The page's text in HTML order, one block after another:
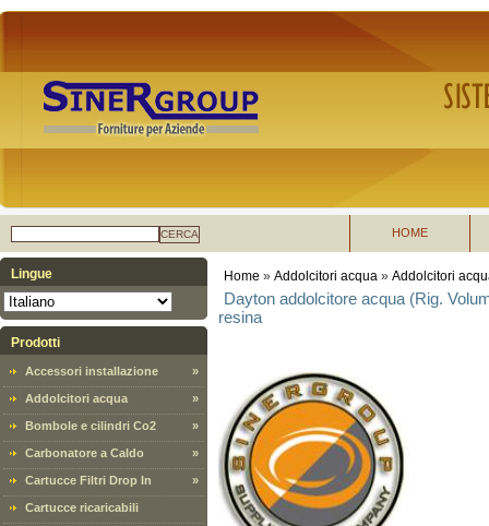
CERCA HOME
Lingue
Prodotti
Accessori installazione »
Addolcitori acqua »
Bombole e cilindri Co2 »
Carbonatore a Caldo »
Cartucce Filtri Drop In »
Cartucce ricaricabili
Home » Addolcitori acqua » Addolcitori
Dayton addolcitore acqua (Rig.
resina